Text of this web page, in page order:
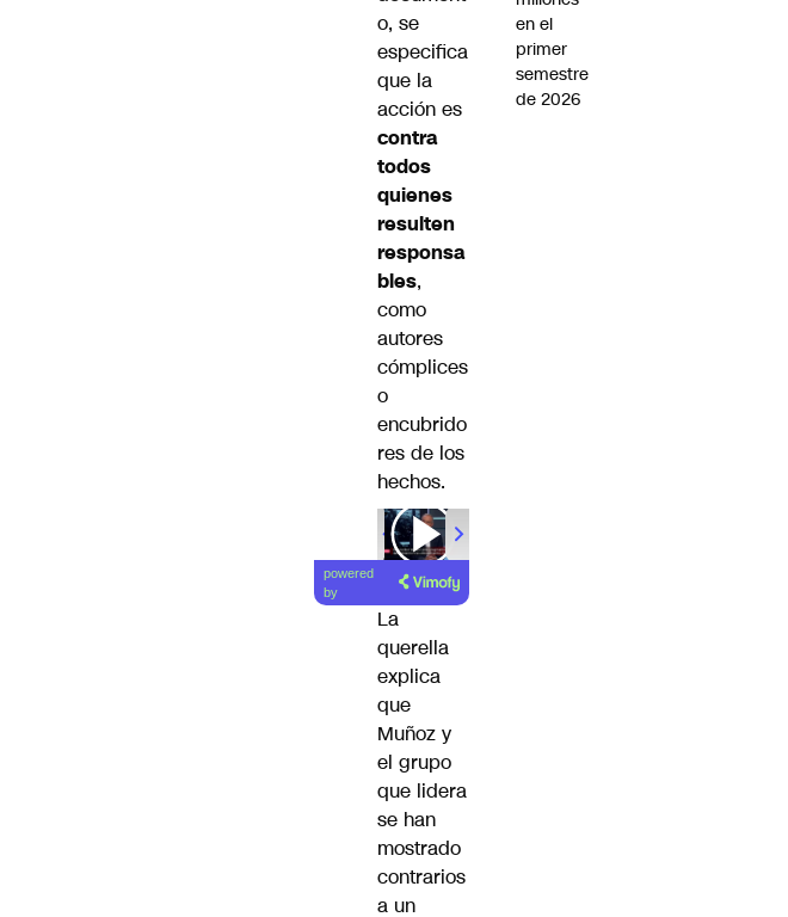
o, se
especifica
que la
acción es
contra
todos
quienes
resulten
responsa
bles,
como
autores
cómplices
o
encubrido
res de los
hechos.
powered
by
La
querella
explica
que
Muñoz y
el grupo
que lidera
se han
mostrado
contrarios
a un
en el
primer
semestre
de 2026